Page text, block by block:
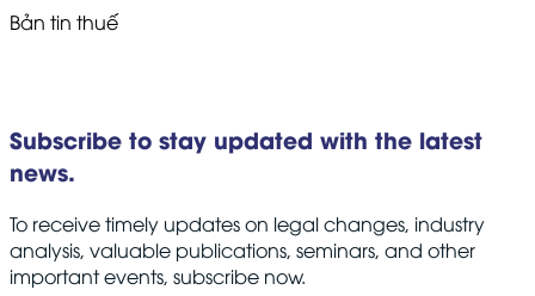
Bản tin thuế
Subscribe to stay updated with the latest
news.
To receive timely updates on legal changes, industry
analysis, valuable publications, seminars, and other
important events, subscribe now.